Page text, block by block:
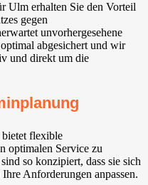
Ulm erhalten Sie den Vorteil
gegen
unvorhergesehene
abgesichert und wir
und direkt um die
flexible
optimalen Service zu
so konzipiert, dass sie sich
Anforderungen anpassen.